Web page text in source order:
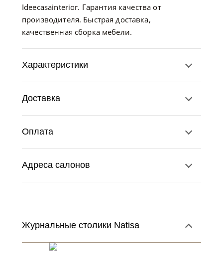
Ideecasainterior. Гарантия качества от
производителя. Быстрая доставка,
качественная сборка мебели.
Характеристики
Доставка
Оплата
Адреса салонов
Журнальные столики Natisa